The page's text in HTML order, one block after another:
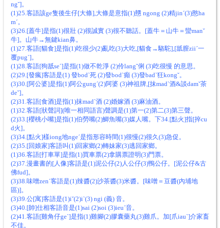
ngˇ]。
(1)25.客語該ge隻後生仔[大條],大條是意指(1)戇 ngong (2)精jinˊ(3)憨ha
mˊ。
(3)26.[蓋牛]是指(1)很壯 (2)很誠實 (3)很不聽話。[蓋牛＝山牛＝蠻manˇ
牛]。山牛→無鍵kian鼻。
(1)27.客語[貓食]是指(1)吃很少(2)亂吃(3)大吃,[貓食→駱駝],[舐膣ziiˊ一
覆pugˋ]。
(1)28.客語[狗舐seˊ]是指(1)做不乾淨 (2)伶langˇ俐 (3)吃很慢 的意思。
(2)29.[發瘋]客語是(1) 發bodˋ死 (2)發bodˋ癲 (3)發badˋ狂kongˇ。
(3)30.[阿公婆]是指(1)阿公gungˊ(2)阿婆 (3)神祖牌,[抹madˋ酒&談damˇ茶
deˇ]。
(2)31.客語[食酒]是指(1)抹madˋ酒 (2)婚嫁酒 (3)麻油酒。
(1)32.客語[狀聲詞](唯一相同語言)聲調是(1)第一(2)第二(3)第三聲。
(2)33.[櫻桃小嘴]是指(1)伯勞嘴(2)鯽魚嘴(3)媒人嘴。下34.[點火]指[捽cu
d火]。
(3)34.[點火]樣iong地ngeˊ是指形容時間(1)很慢(2)很久(3)急促。
(2)35.[回娘家]客語叫(1)回家鄉(2)轉妹家(3)逃回家鄉。
(1)36.客語[打車單]是指(1)買車票(2)拿購票證明(3)門票。
(2)37.漫畫書的[人像]客語是(1)泥公仔(2)人公仔(3)鴨公仔。[泥公仔&古
佛fud]。
(3)38.味噌zenˊ客語是(1)辣醬(2)沙茶醬(3)米醬。[味噌＝豆醬(內埔地
區)]。
(3)39.公[寓]客語是(1)iˇ(2)iˋ(3) ngi (義) 音。
(3)40.[帥]仕相客語音是(1)sai (2)soi (3)ieuˊ音。
(2)41.客語[雞角仔geˋ]是指(1)雞腳(2)膠囊藥丸(3)雞爪。加[爪iauˋ]介家畜
不佳。